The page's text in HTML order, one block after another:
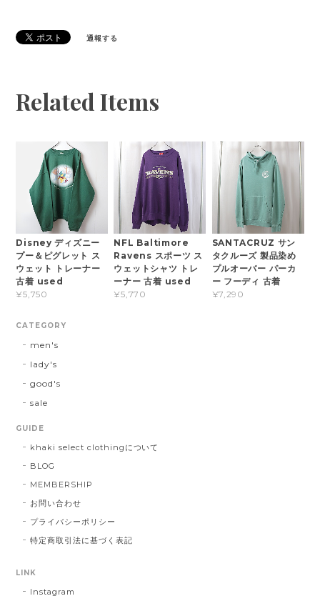
通報する
Related Items
Disney ディズニー
プー＆ピグレット ス
ウェット トレーナー
古着 used
¥5,750
NFL Baltimore
Ravens スポーツ ス
ウェットシャツ トレ
ーナー 古着 used
¥5,770
SANTACRUZ サン
タクルーズ 製品染め
プルオーバー パーカ
ー フーディ 古着
¥7,290
CATEGORY
men's
lady's
good's
sale
GUIDE
khaki select clothingについて
BLOG
MEMBERSHIP
お問い合わせ
プライバシーポリシー
特定商取引法に基づく表記
LINK
Instagram